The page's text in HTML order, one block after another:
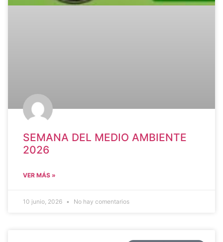
SEMANA DEL MEDIO AMBIENTE
2026
VER MÁS »
10 junio, 2026 No hay comentarios